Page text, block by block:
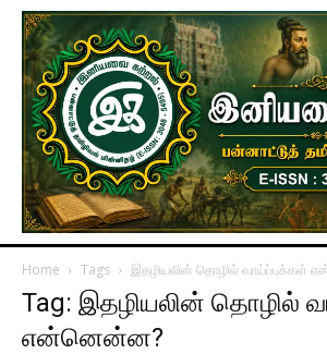
Home Tags இதழியலின் தொழில் வாய்ப்புக்கள்
Tag: இதழியலின் தொழில்
என்னென்ன?